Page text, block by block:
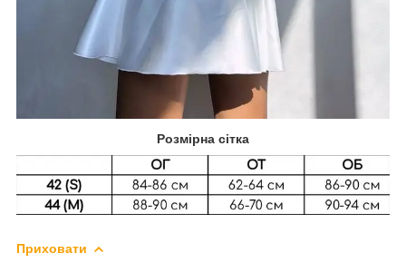
Розмірна сітка
Приховати